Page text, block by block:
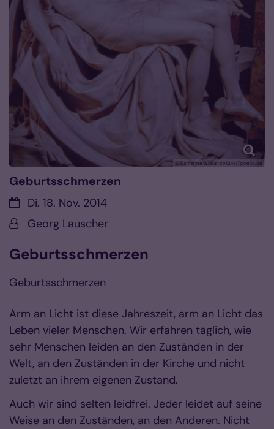
© Katharina Wieland Müller/pixelio.de
Geburtsschmerzen
Datum:Di. 18. Nov. 2014
Von:Georg Lauscher
Geburtsschmerzen
Geburtsschmerzen
Arm an Licht ist diese Jahreszeit, arm an Licht das
Leben vieler Menschen. Wir erfahren täglich, wie
sehr Menschen leiden an den Zuständen in der
Welt, an den Zuständen in der Kirche und nicht
zuletzt an ihrem eigenen Zustand.
Auch wir sind selten leidfrei. Jeder leidet auf seine
Weise an den Zuständen, an den Anderen. Nicht